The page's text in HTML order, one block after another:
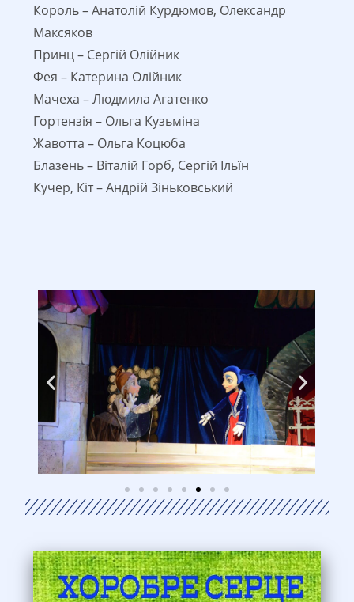
Король – Анатолій Курдюмов, Олександр
Максяков
Принц – Сергій Олійник
Фея – Катерина Олійник
Мачеха – Людмила Агатенко
Гортензія – Ольга Кузьміна
Жавотта – Ольга Коцюба
Блазень – Віталій Горб, Сергій Ільїн
Кучер, Кіт – Андрій Зіньковський